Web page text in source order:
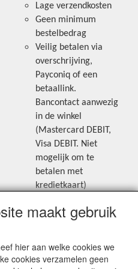
Lage verzendkosten
Geen minimum
bestelbedrag
Veilig betalen via
overschrijving,
Payconiq of een
betaallink.
Bancontact aanwezig
in de winkel
(Mastercard DEBIT,
Visa DEBIT. Niet
mogelijk om te
betalen met
kredietkaart)
op de hoogte van de laatste
Facebookpagina.
maakt gebruik
hier aan welke cookies we
cookies verzamelen geen